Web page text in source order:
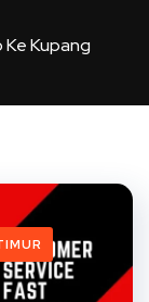
Ke Kupang